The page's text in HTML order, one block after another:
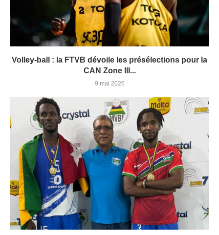
Volley-ball : la FTVB dévoile les présélections pour la
CAN Zone III...
9 mai 2026